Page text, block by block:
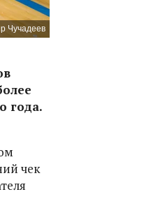
Чучадеев
года.
чек